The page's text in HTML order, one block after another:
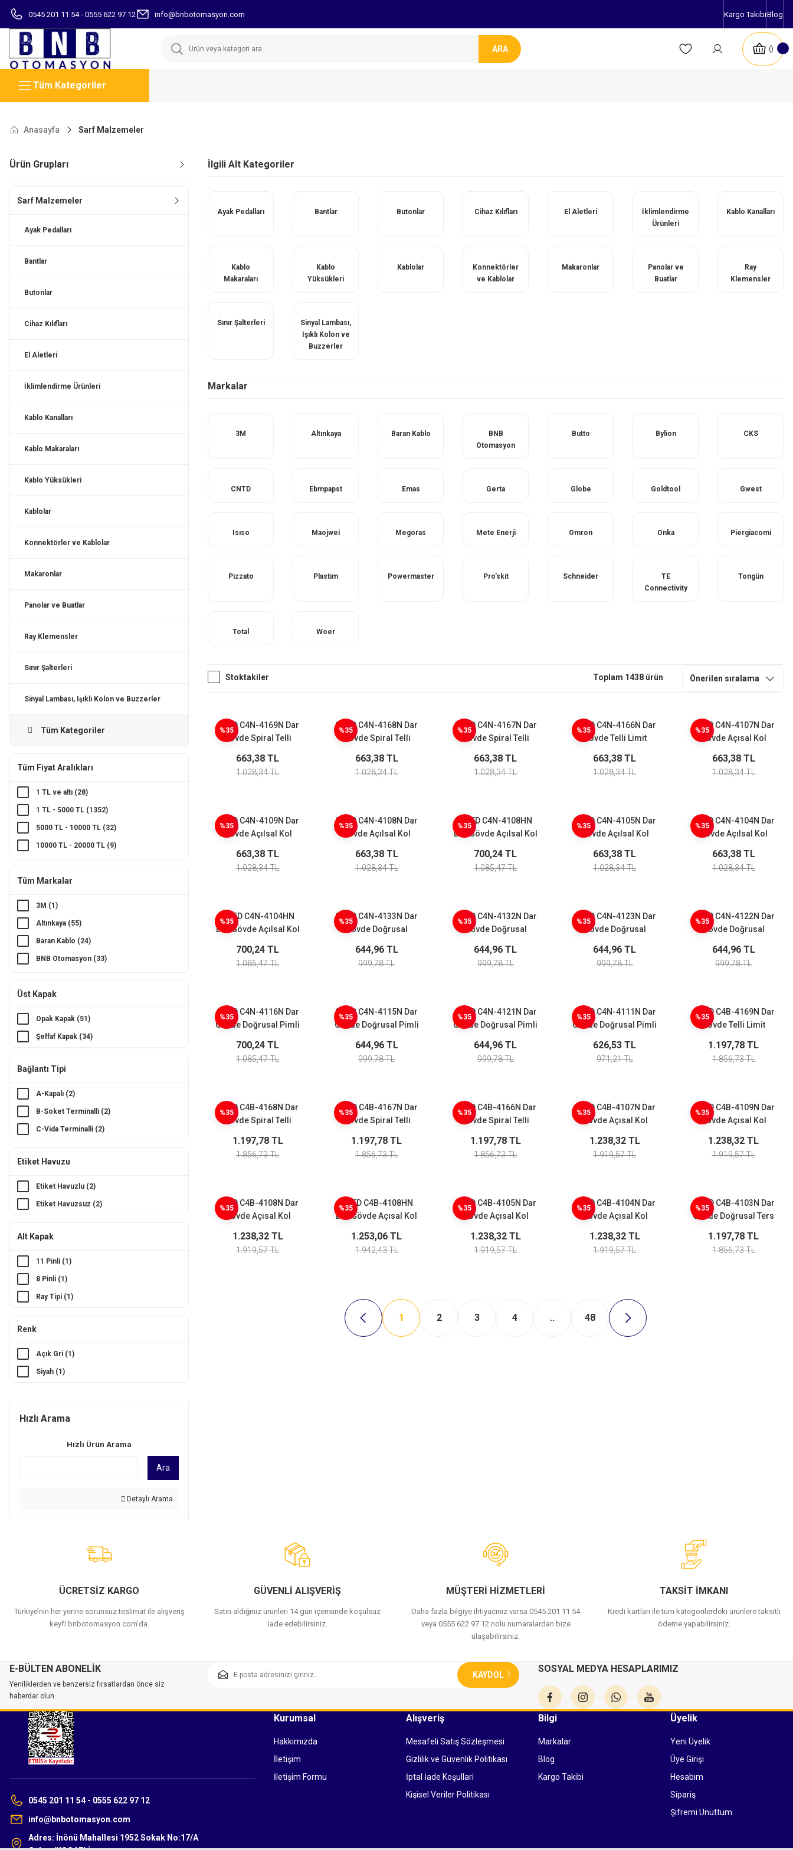
0545 201 11 54 - 0555 622 97 12 info@bnbotomasyon.com Kargo TakibiBlog
ARA
Tüm Kategoriler
Anasayfa Sarf Malzemeler
Ürün Grupları
Sarf Malzemeler
Ayak Pedalları
Bantlar
Butonlar
Cihaz Kılıfları
El Aletleri
İklimlendirme Ürünleri
Kablo Kanalları
Kablo Makaraları
Kablo Yüksükleri
Kablolar
Konnektörler ve Kablolar
Makaronlar
Panolar ve Buatlar
Ray Klemensler
Sınır Şalterleri
Sinyal Lambası, Işıklı Kolon ve Buzzerler
Tüm Kategoriler
Tüm Fiyat Aralıkları
1 TL ve altı (28)
1 TL - 5000 TL (1352)
5000 TL - 10000 TL (32)
10000 TL - 20000 TL (9)
Tüm Markalar
3M (1)
Altınkaya (55)
Baran Kablo (24)
BNB Otomasyon (33)
Bylion (8)
Emas (271)
Globe (1)
Megoras (1)
Mete Enerji (72)
Onka (29)
Piergiacomi (10)
Pizzato (1)
Plastim (85)
Pro'skit (71)
Woer (83)
Üst Kapak
Opak Kapak (51)
Şeffaf Kapak (34)
Bağlantı Tipi
A-Kapalı (2)
B-Soket Terminalli (2)
C-Vida Terminalli (2)
Etiket Havuzu
Etiket Havuzlu (2)
Etiket Havuzsuz (2)
Alt Kapak
11 Pinli (1)
8 Pinli (1)
Ray Tipi (1)
Renk
Açık Gri (1)
Siyah (1)
Hızlı Arama
Hızlı Ürün Arama
Ara
Detaylı Arama
İlgili Alt Kategoriler
Ayak Pedalları Bantlar Butonlar Cihaz Kılıfları El Aletleri
İklimlendirme
Ürünleri
Kablo Kanalları
Kablo
Makaraları
Kablo
Yüksükleri
Kablolar
Konnektörler
ve Kablolar
Makaronlar
Panolar ve
Buatlar
Ray
Klemensler
Sınır Şalterleri
Sinyal Lambası,
Işıklı Kolon ve
Buzzerler
Markalar
3M Altınkaya Baran Kablo
BNB
Otomasyon
Butto Bylion CKS
CNTD Ebmpapst Emas Gerta Globe Goldtool Gwest
Isıso Maojwei Megoras Mete Enerji Omron Onka Piergiacomi
Pizzato Plastim Powermaster Pro'skit Schneider
TE
Connectivity
Tongün
Total Woer
Stoktakiler Toplam 1438 ürün
%35
CNTD C4N-4169N Dar
Gövde Spiral Telli
Switch
663,38 TL
1.028,34 TL
%35
CNTD C4N-4168N Dar
Gövde Spiral Telli
Switch
663,38 TL
1.028,34 TL
%35
CNTD C4N-4167N Dar
Gövde Spiral Telli
663,38 TL
1.028,34 TL
%35
CNTD C4N-4166N Dar
Gövde Telli Limit
663,38 TL
1.028,34 TL
%35
CNTD C4N-4107N Dar
Gövde Açısal Kol
Switch
663,38 TL
1.028,34 TL
%35
CNTD C4N-4109N Dar
Gövde Açılsal Kol
Limit Switch
663,38 TL
1.028,34 TL
%35
CNTD C4N-4108N Dar
Gövde Açılsal Kol
Switch
663,38 TL
1.028,34 TL
%35
CNTD C4N-4108HN
Dar Gövde Açılsal Kol
Makaralı Limit Switch
700,24 TL
1.085,47 TL
%35
CNTD C4N-4105N Dar
Gövde Açılsal Kol
Switch
663,38 TL
1.028,34 TL
%35
CNTD C4N-4104N Dar
Gövde Açılsal Kol
663,38 TL
1.028,34 TL
%35
CNTD C4N-4104HN
Dar Gövde Açılsal Kol
Makaralı Limit Switch
700,24 TL
1.085,47 TL
%35
CNTD C4N-4133N Dar
Gövde Doğrusal
Switch
644,96 TL
999,78 TL
%35
CNTD C4N-4132N Dar
Gövde Doğrusal
Switch
644,96 TL
999,78 TL
%35
CNTD C4N-4123N Dar
Gövde Doğrusal
Switch
644,96 TL
999,78 TL
%35
CNTD C4N-4122N Dar
Gövde Doğrusal
Switch
644,96 TL
999,78 TL
%35
CNTD C4N-4116N Dar
Gövde Doğrusal Pimli
Limit Switch
700,24 TL
1.085,47 TL
%35
CNTD C4N-4115N Dar
Gövde Doğrusal Pimli
Switch
644,96 TL
999,78 TL
%35
CNTD C4N-4121N Dar
Gövde Doğrusal Pimli
644,96 TL
999,78 TL
%35
CNTD C4N-4111N Dar
Gövde Doğrusal Pimli
626,53 TL
971,21 TL
%35
CNTD C4B-4169N Dar
Gövde Telli Limit
1.197,78 TL
1.856,73 TL
%35
CNTD C4B-4168N Dar
Gövde Spiral Telli
Switch
1.197,78 TL
1.856,73 TL
%35
CNTD C4B-4167N Dar
Gövde Spiral Telli
1.197,78 TL
1.856,73 TL
%35
CNTD C4B-4166N Dar
Gövde Spiral Telli
Switch
1.197,78 TL
1.856,73 TL
%35
CNTD C4B-4107N Dar
Gövde Açısal Kol
Switch
1.238,32 TL
1.919,57 TL
%35
CNTD C4B-4109N Dar
Gövde Açısal Kol
Limit Switch
1.238,32 TL
1.919,57 TL
%35
CNTD C4B-4108N Dar
Gövde Açısal Kol
Switch
1.238,32 TL
1.919,57 TL
%35
CNTD C4B-4108HN
Dar Gövde Açısal Kol
Makaralı Limit Switch
1.253,06 TL
1.942,43 TL
%35
CNTD C4B-4105N Dar
Gövde Açısal Kol
Switch
1.238,32 TL
1.919,57 TL
%35
CNTD C4B-4104N Dar
Gövde Açısal Kol
1.238,32 TL
1.919,57 TL
%35
CNTD C4B-4103N Dar
Gövde Doğrusal Ters
Switch
1.197,78 TL
1.856,73 TL
1 2 3 4 .. 48
ÜCRETSİZ KARGO
Türkiye’nin her yerine sorunsuz teslimat ile alışveriş
keyfi bnbotomasyon.com'da.
GÜVENLİ ALIŞVERİŞ
Satın aldığınız ürünleri 14 gün içerisinde koşulsuz
iade edebilirsiniz.
MÜŞTERİ HİZMETLERİ
Daha fazla bilgiye ihtiyacınız varsa 0545 201 11 54
veya 0555 622 97 12 nolu numaralardan bize
ulaşabilirsiniz.
TAKSİT İMKANI
Kredi kartları ile tüm kategorilerdeki ürünlere taksitli
ödeme yapabilirsiniz.
E-BÜLTEN ABONELİK
Yeniliklerden ve benzersiz fırsatlardan önce siz
haberdar olun.
KAYDOL
SOSYAL MEDYA HESAPLARIMIZ
0545 201 11 54 - 0555 622 97 12
info@bnbotomasyon.com
Adres: İnönü Mahallesi 1952 Sokak No:17/A
Kurumsal
Hakkımızda
İletişim
İletişim Formu
Alışveriş
Mesafeli Satış Sözleşmesi
Gizlilik ve Güvenlik Politikası
İptal İade Koşullari
Kişisel Veriler Politikası
Bilgi
Markalar
Blog
Kargo Takibi
Üyelik
Yeni Üyelik
Üye Girişi
Hesabım
Sipariş
Şifremi Unuttum